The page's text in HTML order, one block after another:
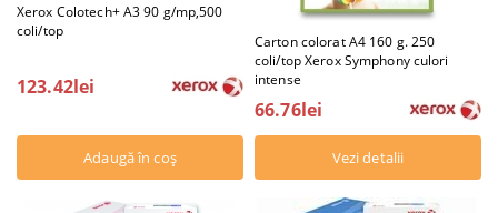
Xerox Colotech+ A3 90 g/mp,500
coli/top
123.42lei
Carton colorat A4 160 g. 250
coli/top Xerox Symphony culori
intense
66.76lei
Vezi detalii